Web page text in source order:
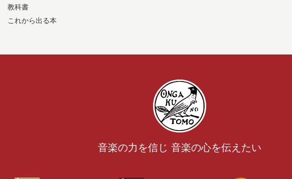
教科書
これから出る本
音楽の力を信じ 音楽の心を伝えたい